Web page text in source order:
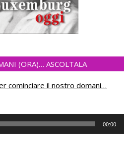
(ORA)… ASCOLTALA
cominciare il nostro domani…
00:00